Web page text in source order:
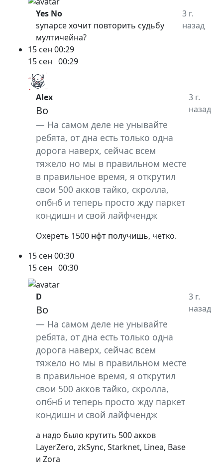
Yes No
synapce хочит повторить судьбу
мултичейна?
3 г.
назад
15 сен 00:29
15 сен 00:29
Alex
Bo
На самом деле не унывайте
ребята, от дна есть только одна
дорога наверх, сейчас всем
тяжело но мы в правильном месте
в правильное время, я открутил
свои 500 акков тайко, скролла,
опбнб и теперь просто жду паркет
кондишн и свой лайфчендж
Охереть 1500 нфт получишь, четко.
3 г.
назад
15 сен 00:30
15 сен 00:30
D
Bo
На самом деле не унывайте
ребята, от дна есть только одна
дорога наверх, сейчас всем
тяжело но мы в правильном месте
в правильное время, я открутил
свои 500 акков тайко, скролла,
опбнб и теперь просто жду паркет
кондишн и свой лайфчендж
а надо было крутить 500 акков
LayerZero, zkSync, Starknet, Linea, Base
и Zora
3 г.
назад